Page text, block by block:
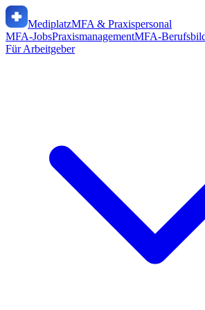
MediplatzMFA & Praxispersonal
MFA-JobsPraxismanagementMFA-
Für Arbeitgeber